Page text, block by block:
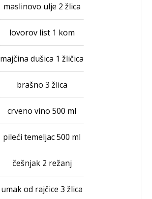
maslinovo ulje 2 žlica
lovorov list 1 kom
majčina dušica 1 žličica
brašno 3 žlica
crveno vino 500 ml
pileći temeljac 500 ml
češnjak 2 režanj
umak od rajčice 3 žlica